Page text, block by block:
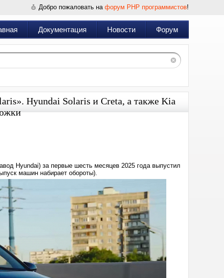
Добро пожаловать на форум PHP программистов!
Документация Новости Форум
Hyundai Solaris и Creta, а также Kia
Hyundai) за первые шесть месяцев 2025 года выпустил
машин набирает обороты).